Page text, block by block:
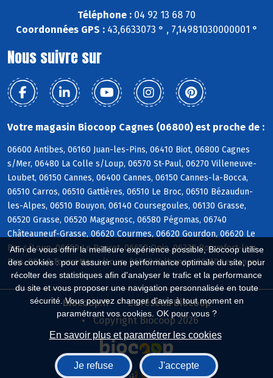
Afin de vous offrir la meilleure expérience possible, Biocoop utilise
des cookies : pour assurer une performance optimale du site, pour
récolter des statistiques afin d'analyser le trafic et la performance
du site et vous proposer une navigation personnalisée en toute
sécurité. Vous pouvez changer d'avis à tout moment en
paramétrant vos cookies. OK pour vous ?
En savoir plus et paramétrer les cookies
Je refuse J'accepte
Téléphone : 04 92 13 68 70
Coordonnées GPS :43,6633073 ° , 7,14981030000001 °
Nous suivre sur
Votre magasin Biocoop Cagnes (06800) est proche de :
06600 Antibes, 06160 Juan-les-Pins, 06410 Biot, 06800 Cagnes
s/Mer, 06480 La Colle s/Loup, 06570 St-Paul, 06270 Villeneuve-
Loubet, 06150 Cannes, 06400 Cannes, 06150 Cannes-la-Bocca,
06510 Carros, 06510 Gattières, 06510 Le Broc, 06510 Bézaudun-
les-Alpes, 06510 Bouyon, 06140 Coursegoules, 06130 Grasse,
06520 Grasse, 06520 Magagnosc, 06580 Pégomas, 06740
Châteauneuf-Grasse, 06620 Courmes, 06620 Gourdon, 06620 Le
Bar s/Loup, 06650 Le Rouret, 06650 Opio, 06330 Roquefort-les-
Pins, 06140 Tourrettes s/Loup, 06560 Valbonne, 06110 Le Cannet
Biocoop.fr
Le réseau Biocoop
Copyright Biocoop 2026